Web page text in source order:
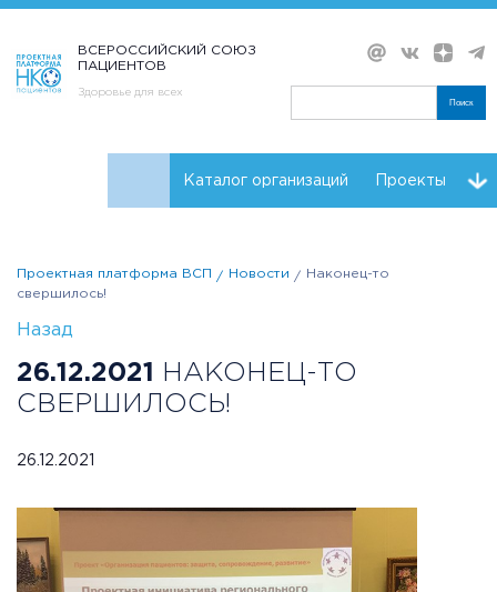
ВСЕРОССИЙСКИЙ СОЮЗ
ПАЦИЕНТОВ
Здоровье для всех
Поиск
Каталог организаций Проекты
Проектная платформа ВСП Новости
Наконец-то
свершилось!
Назад
26.12.2021
НАКОНЕЦ-ТО
СВЕРШИЛОСЬ!
26.12.2021